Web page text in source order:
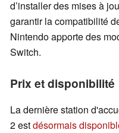
d’installer des mises à
garantir la compatibilité
Nintendo apporte des
Switch.
Prix et disponibilité
La dernière station
2 estdésormais